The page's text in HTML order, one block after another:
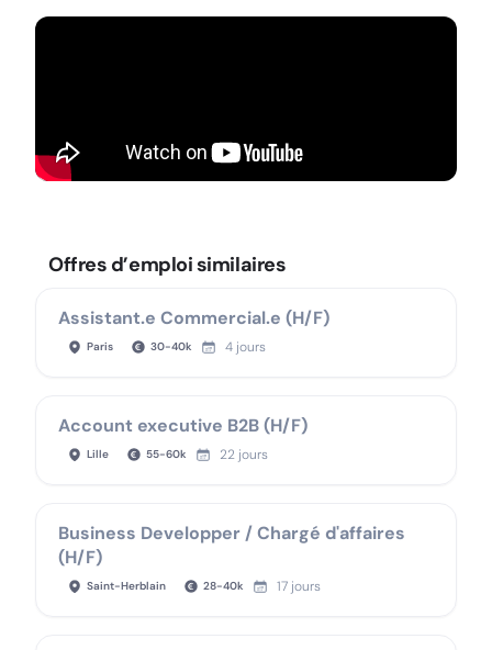
Offres d’emploi similaires
Assistant.e Commercial.e (H/F)
Paris 30-40k 4 jours
Account executive B2B (H/F)
Lille 55-60k 22 jours
Business Developper / Chargé d'affaires
(H/F)
Saint-Herblain 28-40k 17 jours